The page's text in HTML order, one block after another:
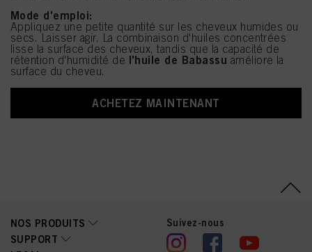
Mode d'emploi:
Appliquez une petite quantité sur les cheveux humides ou
secs. Laisser agir. La combinaison d'huiles concentrées
lisse la surface des cheveux, tandis que la capacité de
rétention d'humidité de l'huile de Babassu améliore la
surface du cheveu.
ACHETEZ MAINTENANT
NOS PRODUITS
SUPPORT
Suivez-nous